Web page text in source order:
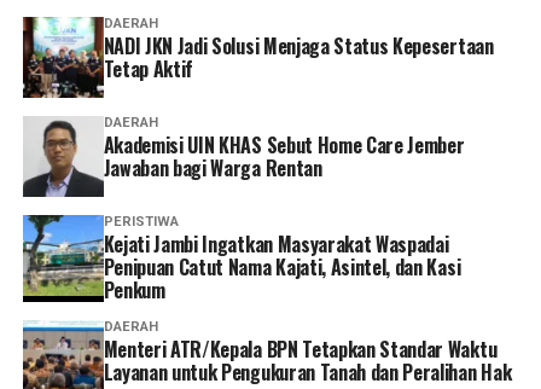
praktik persekongkolan koruptif ini,” ujarnya. (*)
DAERAH
NADI JKN Jadi Solusi Menjaga Status Kepesertaan
Tetap Aktif
DAERAH
Akademisi UIN KHAS Sebut Home Care Jember
Jawaban bagi Warga Rentan
PERISTIWA
‎Kejati Jambi Ingatkan Masyarakat Waspadai
Penipuan Catut Nama Kajati, Asintel, dan Kasi
Penkum
DAERAH
Menteri ATR/Kepala BPN Tetapkan Standar Waktu
Layanan untuk Pengukuran Tanah dan Peralihan Hak